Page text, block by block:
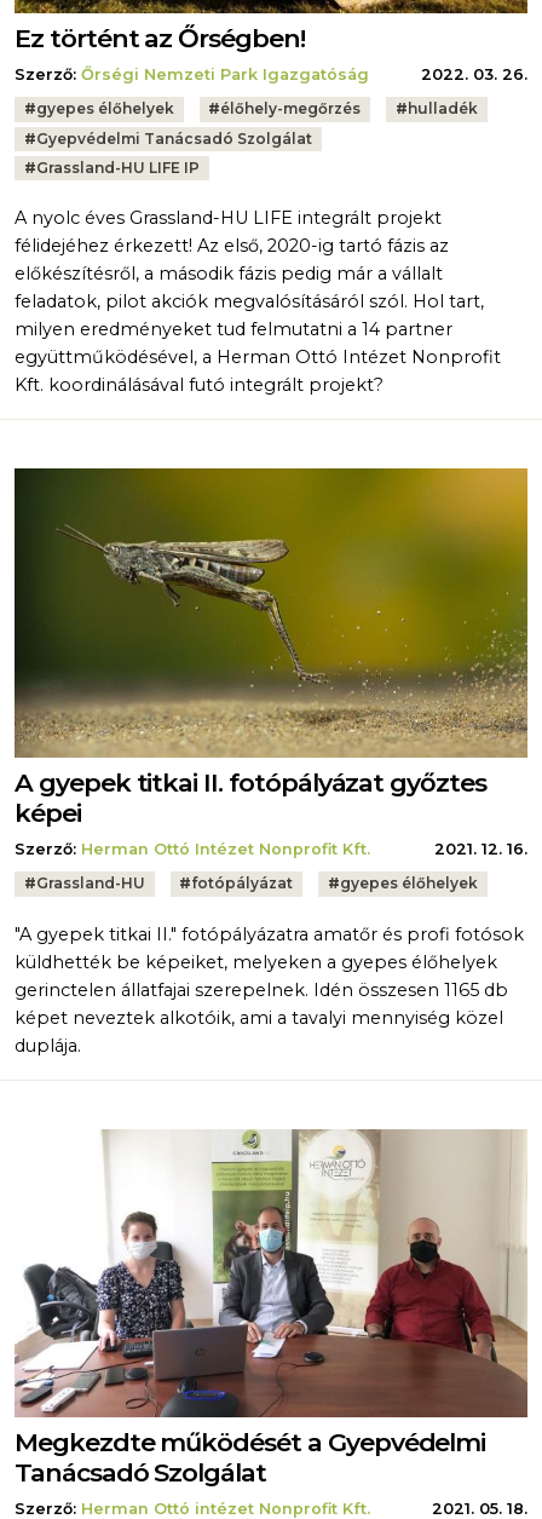
Ez történt az Őrségben!
Szerző: Őrségi Nemzeti Park Igazgatóság
2022. 03. 26.
Tags:
#gyepes élőhelyek #élőhely-megőrzés # hulladék
#Gyepvédelmi Tanácsadó Szolgálat
#Grassland-HU LIFE IP
A nyolc éves Grassland-HU LIFE integrált projekt
félidejéhez érkezett! Az első, 2020-ig tartó fázis az
előkészítésről, a második fázis pedig már a vállalt
feladatok, pilot akciók megvalósításáról szól. Hol tart,
milyen eredményeket tud felmutatni a 14 partner
együttműködésével, a Herman Ottó Intézet Nonprofit
Kft. koordinálásával futó integrált projekt?
A gyepek titkai II. fotópályázat győztes
képei
Szerző: Herman Ottó Intézet Nonprofit Kft.
2021. 12. 16.
Tags:
#Grassland-HU #fotópályázat #gyepes élőhelyek
"A gyepek titkai II." fotópályázatra amatőr és profi fotósok
küldhették be képeiket, melyeken a gyepes élőhelyek
gerinctelen állatfajai szerepelnek. Idén összesen 1165 db
képet neveztek alkotóik, ami a tavalyi mennyiség közel
duplája.
Megkezdte működését a Gyepvédelmi
Tanácsadó Szolgálat
Szerző: Herman Ottó intézet Nonprofit Kft. 2021. 05. 18.